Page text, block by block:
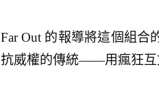
Far Out 的報導將這個組
抗威權的傳統——用瘋狂互